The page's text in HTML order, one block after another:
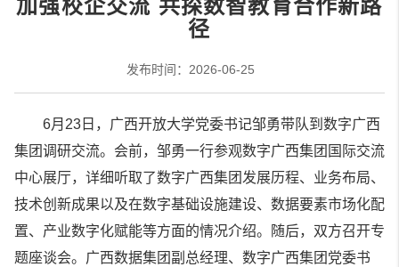
加强校企交流 共探数智教育合作新路
径
发布时间：2026-06-25
6月23日，广西开放大学党委书记邹勇带队到数字广西
集团调研交流。会前，邹勇一行参观数字广西集团国际交流
中心展厅，详细听取了数字广西集团发展历程、业务布局、
技术创新成果以及在数字基础设施建设、数据要素市场化配
置、产业数字化赋能等方面的情况介绍。随后，双方召开专
题座谈会。 广西数据集团 副总经理、数字广西集团党委书